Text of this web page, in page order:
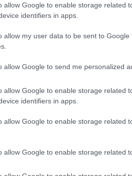
allow Google to enable storage related
identifiers in apps.
allow my user data to be sent to
allow Google to send me personalized
allow Google to enable storage related
identifiers in apps.
allow Google to enable storage related
allow Google to enable storage related
principais actores no
2025, deverá representar um
autonomia de até 330 km
das baterias por baixo
é de 4,4 m3, num
de carga útil, de 780 kg, e